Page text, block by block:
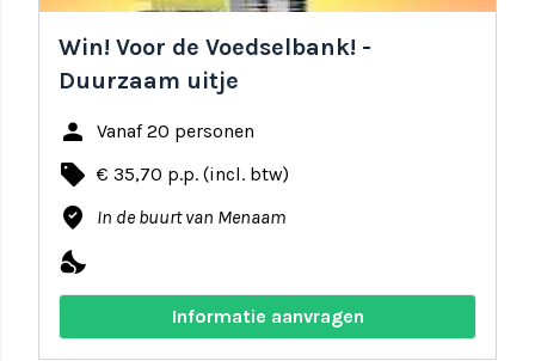
Win! Voor de Voedselbank! -
Duurzaam uitje
person Vanaf 20 personen
local_offer € 35,70 p.p. (incl. btw)
where_to_vote In de buurt van Menaam
nights_stay
Informatie aanvragen